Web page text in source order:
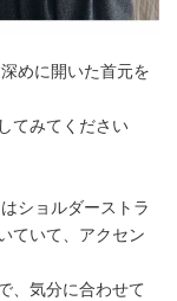
めに開いた首元を
てみてください
ショルダーストラ
ていて、アクセン
、気分に合わせて